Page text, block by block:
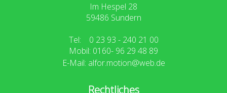
Im Hespel 28
59486 Sundern
Tel: 0 23 93 - 240 21 00
Mobil: 0160- 96 29 48 89
E-Mail: alfor.motion@web.de
Rechtliches